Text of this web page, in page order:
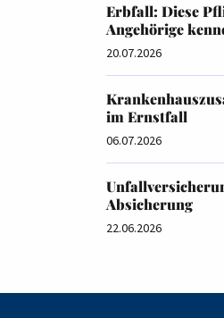
Erbfall: Diese
Angehörige
20.07.2026
im Ernstfall
06.07.2026
Absicherung
22.06.2026